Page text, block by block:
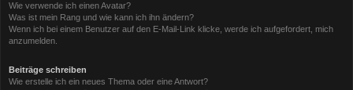
Wie verwende ich einen Avatar?
Was ist mein Rang und wie kann ich ihn ändern?
Wenn ich bei einem Benutzer auf den E-Mail-Link klicke, werde ich aufgefordert, mich
anzumelden.
Beiträge schreiben
Wie erstelle ich ein neues Thema oder eine Antwort?